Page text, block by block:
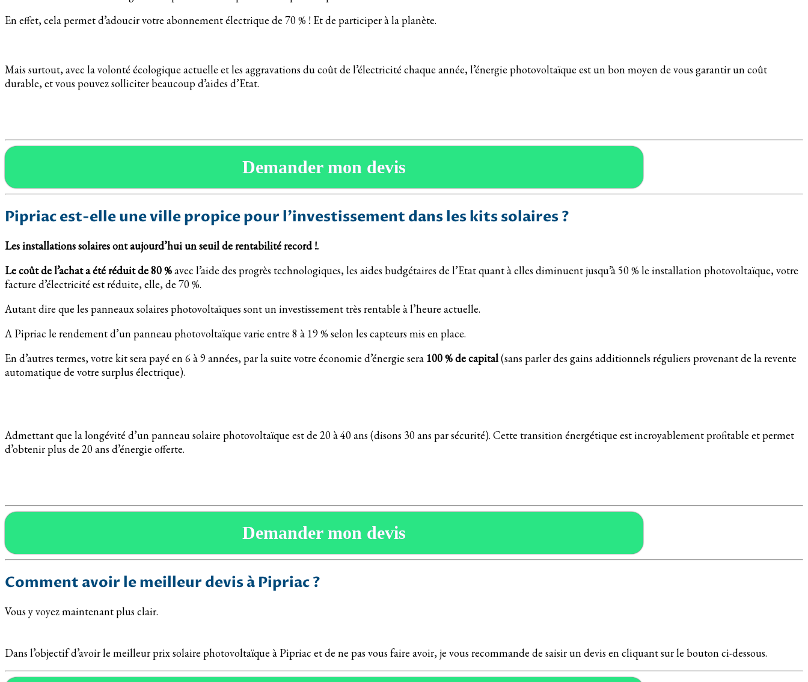
En effet, cela permet d’adoucir votre abonnement électrique de 70 % ! Et de participer à la planète.
Mais surtout, avec la volonté écologique actuelle et les aggravations du coût de l’électricité chaque année, l’énergie photovoltaïque est un bon moyen de vous garantir un coût
durable, et vous pouvez solliciter beaucoup d’aides d’Etat.
Demander mon devis
Pipriac est-elle une ville propice pour l’investissement dans les kits solaires ?
Les installations solaires ont aujourd’hui un seuil de rentabilité record !.
Le coût de l’achat a été réduit de 80 %avec l’aide des progrès technologiques, les aides budgétaires de l’Etat quant à elles diminuent jusqu’à 50 % le installation photovoltaïque, votre
facture d’électricité est réduite, elle, de 70 %.
Autant dire que les panneaux solaires photovoltaïques sont un investissement très rentable à l’heure actuelle.
A Pipriac le rendement d’un panneau photovoltaïque varie entre 8 à 19 % selon les capteurs mis en place.
En d’autres termes, votre kit sera payé en 6 à 9 années, par la suite votre économie d’énergie sera 100 % de capital(sans parler des gains additionnels réguliers provenant de la revente
automatique de votre surplus électrique).
Admettant que la longévité d’un panneau solaire photovoltaïque est de 20 à 40 ans (disons 30 ans par sécurité). Cette transition énergétique est incroyablement profitable et permet
d’obtenir plus de 20 ans d’énergie offerte.
Demander mon devis
Comment avoir le meilleur devis à Pipriac ?
Vous y voyez maintenant plus clair.
Dans l’objectif d’avoir le meilleur prix solaire photovoltaïque à Pipriac et de ne pas vous faire avoir, je vous recommande de saisir un devis en cliquant sur le bouton ci-dessous.